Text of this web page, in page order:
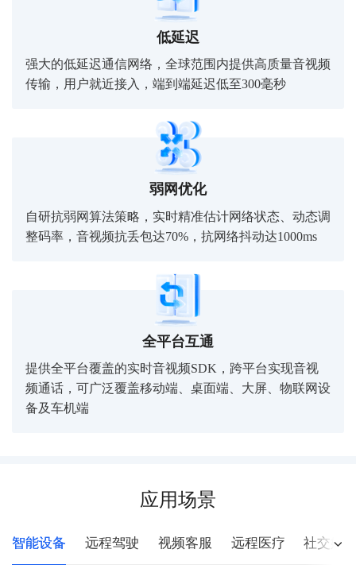
低延迟
强大的低延迟通信网络，全球范围内提供高质量音视频
传输，用户就近接入，端到端延迟低至300毫秒
弱网优化
自研抗弱网算法策略，实时精准估计网络状态、动态调
整码率，音视频抗丢包达70%，抗网络抖动达1000ms
全平台互通
提供全平台覆盖的实时音视频SDK，跨平台实现音视
频通话，可广泛覆盖移动端、桌面端、大屏、物联网设
备及车机端
应用场景
智能设备 远程驾驶 视频客服 远程医疗 社交娱